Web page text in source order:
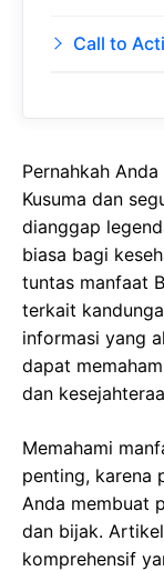
Call to
Pernahkah
Kusuma dan
dianggap
biasa bagi
tuntas manfaat
terkait
informasi yang
dapat
dan
Memahami
penting, karena
Anda membuat
dan bijak.
komprehensif